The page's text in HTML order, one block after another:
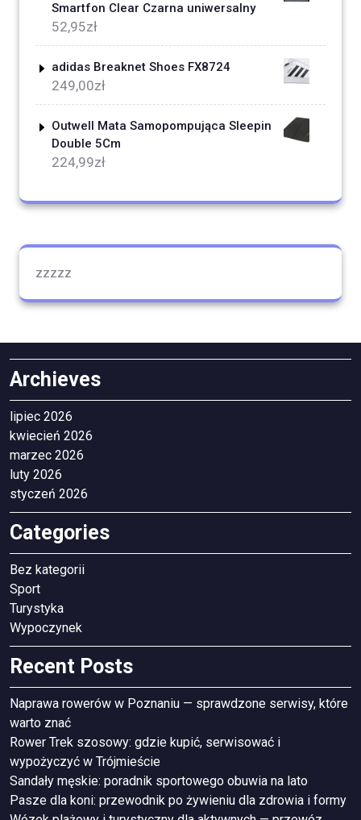
Smartfon Clear Czarna uniwersalny
52,95zł
adidas Breaknet Shoes FX8724
249,00zł
Outwell Mata Samopompująca Sleepin
Double 5Cm
224,99zł
zzzzz
Archieves
lipiec 2026
kwiecień 2026
marzec 2026
luty 2026
styczeń 2026
Categories
Bez kategorii
Sport
Turystyka
Wypoczynek
Recent Posts
Naprawa rowerów w Poznaniu — sprawdzone serwisy, które
warto znać
Rower Trek szosowy: gdzie kupić, serwisować i
wypożyczyć w Trójmieście
Sandały męskie: poradnik sportowego obuwia na lato
Pasze dla koni: przewodnik po żywieniu dla zdrowia i formy